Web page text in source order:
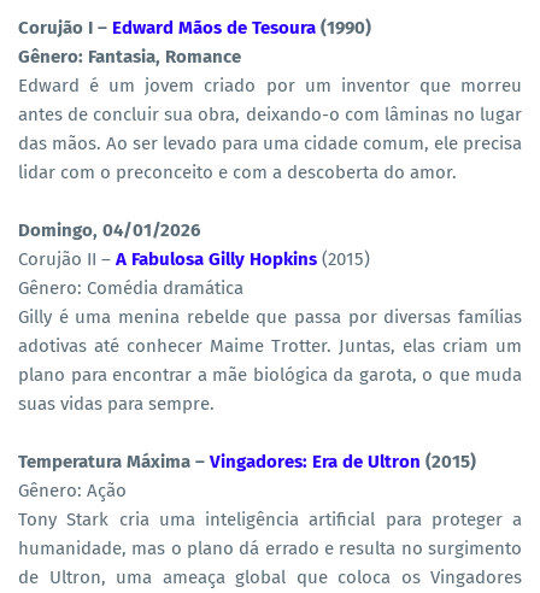
Corujão I – Edward Mãos de Tesoura (1990)
Gênero: Fantasia, Romance
Edward é um jovem criado por um inventor que morreu
antes de concluir sua obra, deixando-o com lâminas no lugar
das mãos. Ao ser levado para uma cidade comum, ele precisa
lidar com o preconceito e com a descoberta do amor.
Domingo, 04/01/2026
Corujão II – A Fabulosa Gilly Hopkins (2015)
Gênero: Comédia dramática
Gilly é uma menina rebelde que passa por diversas famílias
adotivas até conhecer Maime Trotter. Juntas, elas criam um
plano para encontrar a mãe biológica da garota, o que muda
suas vidas para sempre.
Temperatura Máxima – Vingadores: Era de Ultron (2015)
Gênero: Ação
Tony Stark cria uma inteligência artificial para proteger a
humanidade, mas o plano dá errado e resulta no surgimento
de Ultron, uma ameaça global que coloca os Vingadores